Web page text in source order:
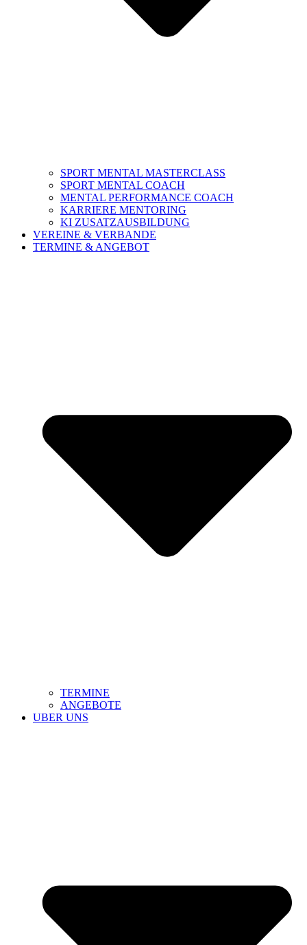
SPORT MENTAL MASTERCLASS
SPORT MENTAL COACH
MENTAL PERFORMANCE COACH
KARRIERE MENTORING
KI ZUSATZAUSBILDUNG
VEREINE & VERBANDE
TERMINE & ANGEBOT
TERMINE
ANGEBOTE
UBER UNS